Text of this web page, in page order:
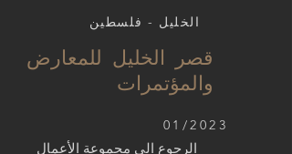
الخليل - فلسطين
قصر الخليل للمعارض
والمؤتمرات
01/2023
الرجوع الى مجموعة الأعمال